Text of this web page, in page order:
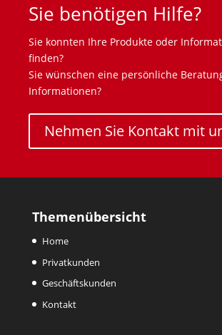
Sie benötigen Hilfe?
Sie konnten Ihre Produkte oder
finden?
Sie wünschen eine persönliche
Informationen?
Nehmen Sie Kontakt mit
Themenübersicht
Home
Privatkunden
Geschäftskunden
Kontakt